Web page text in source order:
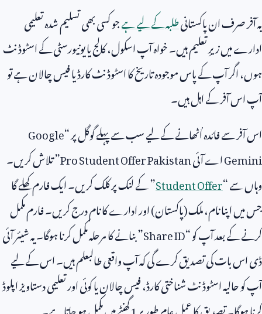
یہ آفر صرف ان پاکستانیطلبہ کے لیے ہےجو کسی بھی تسلیم شدہ تعلیمی
ادارے میں زیرِ تعلیم ہیں۔ خواہ آپ اسکول، کالج یا یونیورسٹی کے اسٹوڈنٹ
ہوں، اگر آپ کے پاس موجودہ تاریخ کا اسٹوڈنٹ کارڈ یا فیس چالان ہے تو
آپ اس آفر کے اہل ہیں۔
اس آفر سے فائدہ اُٹھانے کے لیے سب سے پہلے گوگل پر “Google
Geminiاے آئیPro Student Offer Pakistan” تلاش کریں۔
وہاں سے “Student Offer” کے لنک پر کلک کریں۔ ایک فارم کھلے گا
جس میں اپنا نام، ملک (پاکستان) اور ادارے کا نام درج کریں۔ فارم مکمل
کرنے کے بعد آپ کو “Share ID” بنانے کا مرحلہ مکمل کرنا ہوگا۔ یہ شیئر آئی
ڈی اس بات کی تصدیق کرے گی کہ آپ واقعی طالبعلم ہیں۔ اس کے لیے
آپ کو حالیہ اسٹوڈنٹ شناختی کارڈ، فیس چالان یا کوئی اور تعلیمی دستاویز اپلوڈ